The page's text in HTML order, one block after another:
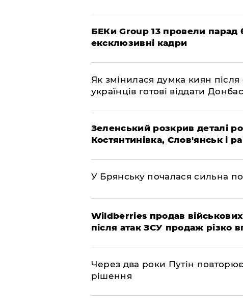
БЕКи Group 13 провели парад
ексклюзивні кадри
Як змінилася думка киян після
українців готові віддати
Зеленський розкрив деталі
Костянтинівка, Слов'янськ і
У Брянську почалася сильна
Wildberries продав
після атак ЗСУ продаж різко
Через два роки Путін повторює
рішення